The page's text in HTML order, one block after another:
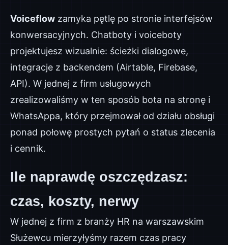
Voiceflow zamyka pętlę po stronie interfejsów
konwersacyjnych. Chatboty i voiceboty
projektujesz wizualnie: ścieżki dialogowe,
integracje z backendem (Airtable, Firebase,
API). W jednej z firm usługowych
zrealizowaliśmy w ten sposób bota na stronę i
WhatsAppa, który przejmował od działu obsługi
ponad połowę prostych pytań o status zlecenia
i cennik.
Ile naprawdę oszczędzasz:
czas, koszty, nerwy
W jednej z firm z branży HR na warszawskim
Służewcu mierzyłyśmy razem czas pracy